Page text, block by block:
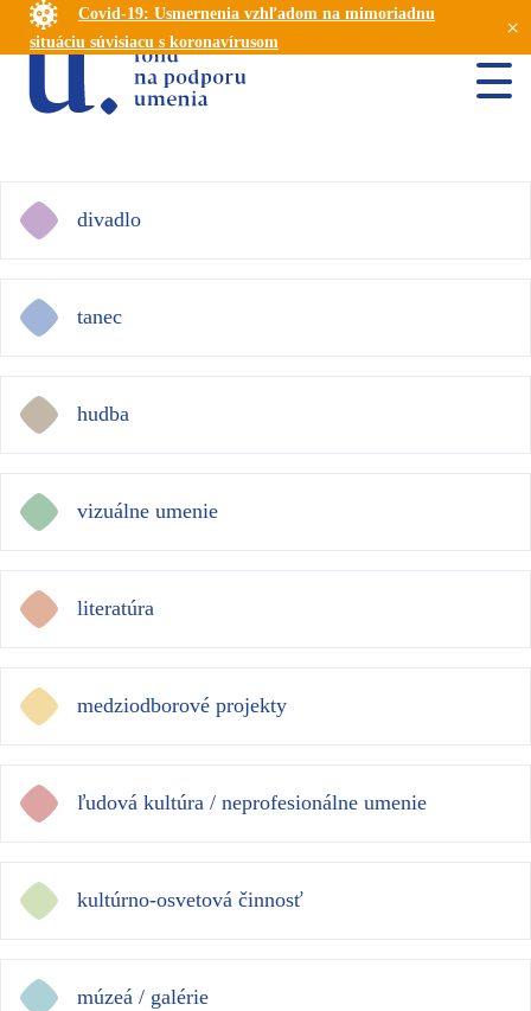
Covid-19: Usmernenia vzhľadom na mimoriadnu
situáciu súvisiacu s koronavírusom
×
divadlo
tanec
hudba
vizuálne umenie
literatúra
medziodborové projekty
ľudová kultúra / neprofesionálne umenie
kultúrno-osvetová činnosť
múzeá / galérie